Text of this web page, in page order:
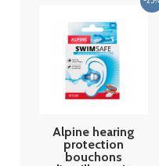
Alpine hearing
protection
bouchons